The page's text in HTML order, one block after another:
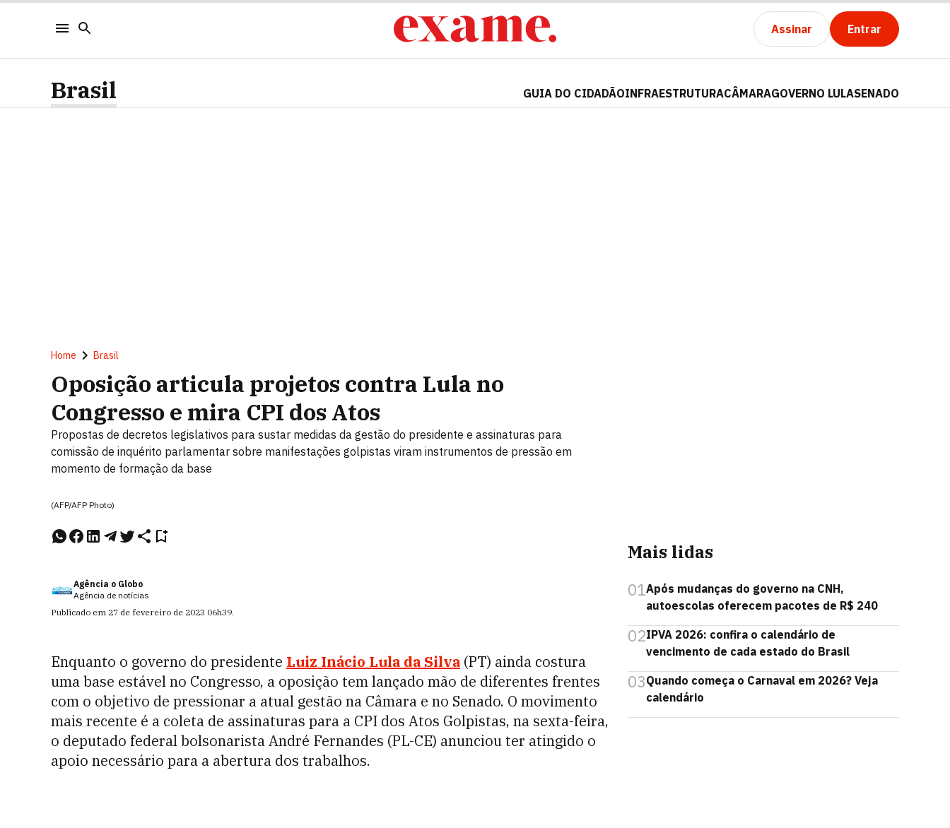
Assinar Entrar
Brasil GUIA DO CIDADÃOINFRAESTRUTURACÂMARAGOVERNO LULASENADO
Home Brasil
Oposição articula projetos contra Lula no
Congresso e mira CPI dos Atos
Propostas de decretos legislativos para sustar medidas da gestão do presidente e assinaturas para
comissão de inquérito parlamentar sobre manifestações golpistas viram instrumentos de pressão em
momento de formação da base
(AFP/AFP Photo)
Agência o Globo
Agência de notícias
Publicado em 27 de fevereiro de 2023 06h39.
Enquanto o governo do presidente Luiz Inácio Lula da Silva (PT) ainda costura
uma base estável no Congresso, a oposição tem lançado mão de diferentes frentes
com o objetivo de pressionar a atual gestão na Câmara e no Senado. O movimento
mais recente é a coleta de assinaturas para a CPI dos Atos Golpistas, na sexta-feira,
o deputado federal bolsonarista André Fernandes (PL-CE) anunciou ter atingido o
apoio necessário para a abertura dos trabalhos.
Mais lidas
01Após mudanças do governo na CNH,
autoescolas oferecem pacotes de R$ 240
02IPVA 2026: confira o calendário de
vencimento de cada estado do Brasil
03Quando começa o Carnaval em 2026? Veja
calendário